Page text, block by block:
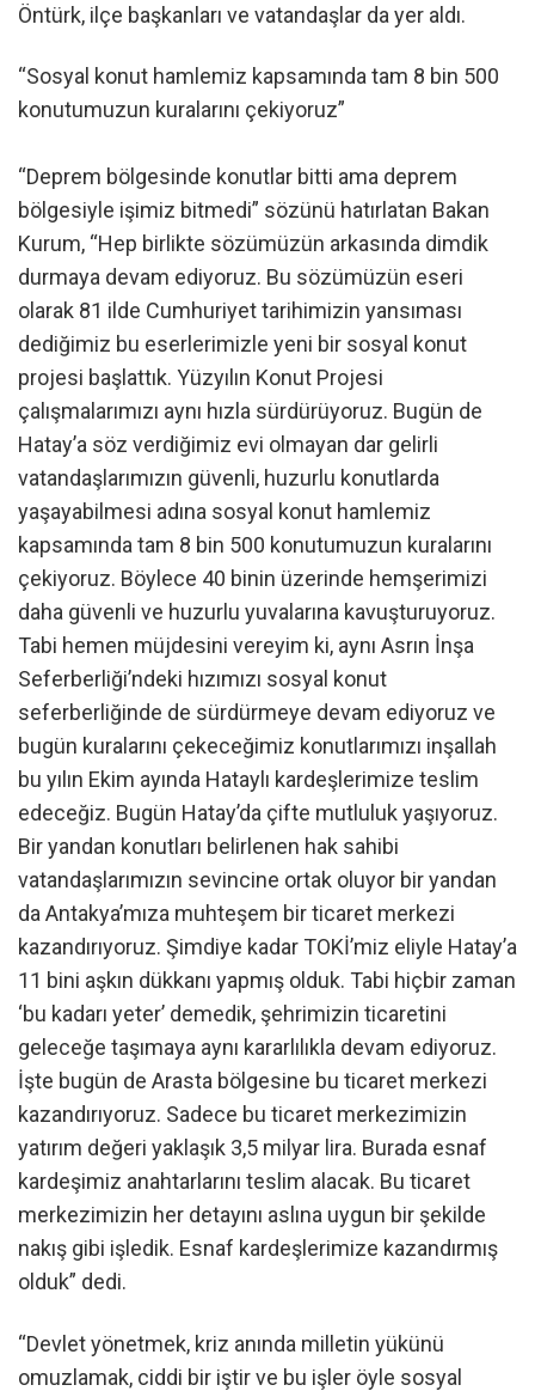
Öntürk, ilçe başkanları ve vatandaşlar da yer aldı.
“Sosyal konut hamlemiz kapsamında tam 8 bin 500
konutumuzun kuralarını çekiyoruz”
“Deprem bölgesinde konutlar bitti ama deprem
bölgesiyle işimiz bitmedi” sözünü hatırlatan Bakan
Kurum, “Hep birlikte sözümüzün arkasında dimdik
durmaya devam ediyoruz. Bu sözümüzün eseri
olarak 81 ilde Cumhuriyet tarihimizin yansıması
dediğimiz bu eserlerimizle yeni bir sosyal konut
projesi başlattık. Yüzyılın Konut Projesi
çalışmalarımızı aynı hızla sürdürüyoruz. Bugün de
Hatay’a söz verdiğimiz evi olmayan dar gelirli
vatandaşlarımızın güvenli, huzurlu konutlarda
yaşayabilmesi adına sosyal konut hamlemiz
kapsamında tam 8 bin 500 konutumuzun kuralarını
çekiyoruz. Böylece 40 binin üzerinde hemşerimizi
daha güvenli ve huzurlu yuvalarına kavuşturuyoruz.
Tabi hemen müjdesini vereyim ki, aynı Asrın İnşa
Seferberliği’ndeki hızımızı sosyal konut
seferberliğinde de sürdürmeye devam ediyoruz ve
bugün kuralarını çekeceğimiz konutlarımızı inşallah
bu yılın Ekim ayında Hataylı kardeşlerimize teslim
edeceğiz. Bugün Hatay’da çifte mutluluk yaşıyoruz.
Bir yandan konutları belirlenen hak sahibi
vatandaşlarımızın sevincine ortak oluyor bir yandan
da Antakya’mıza muhteşem bir ticaret merkezi
kazandırıyoruz. Şimdiye kadar TOKİ’miz eliyle Hatay’a
11 bini aşkın dükkanı yapmış olduk. Tabi hiçbir zaman
‘bu kadarı yeter’ demedik, şehrimizin ticaretini
geleceğe taşımaya aynı kararlılıkla devam ediyoruz.
İşte bugün de Arasta bölgesine bu ticaret merkezi
kazandırıyoruz. Sadece bu ticaret merkezimizin
yatırım değeri yaklaşık 3,5 milyar lira. Burada esnaf
kardeşimiz anahtarlarını teslim alacak. Bu ticaret
merkezimizin her detayını aslına uygun bir şekilde
nakış gibi işledik. Esnaf kardeşlerimize kazandırmış
olduk” dedi.
“Devlet yönetmek, kriz anında milletin yükünü
omuzlamak, ciddi bir iştir ve bu işler öyle sosyal